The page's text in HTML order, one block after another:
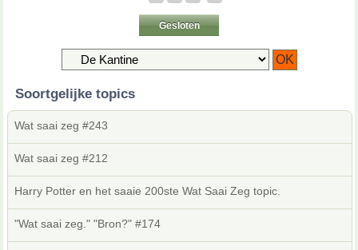
Gesloten
Soortgelijke topics
Wat saai zeg #243
Wat saai zeg #212
Harry Potter en het saaie 200ste Wat Saai Zeg topic.
"Wat saai zeg." "Bron?" #174